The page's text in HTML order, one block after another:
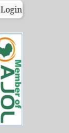
Login